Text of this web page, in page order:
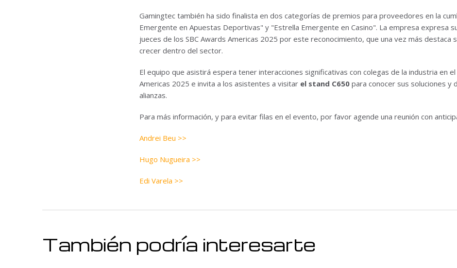
Gamingtec también ha sido finalista en dos categorías de premios para proveedores en la
Emergente en Apuestas Deportivas" y "Estrella Emergente en Casino". La empresa expresa
jueces de los SBC Awards Americas 2025 por este reconocimiento, que una vez más destaca
crecer dentro del sector.
El equipo que asistirá espera tener interacciones significativas con colegas de la industria en el
Americas 2025 e invita a los asistentes a visitar el stand C650 para conocer sus soluciones y
alianzas.
Para más información, y para evitar filas en el evento, por favor agende una reunión con
Andrei Beu >>
Hugo Nugueira >>
Edi Varela >>
También podría interesarte